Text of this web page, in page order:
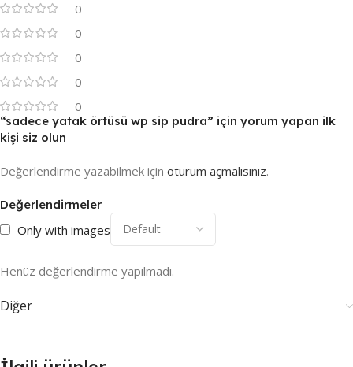
0
0
0
0
0
Değerlendirmeler
Only with images
Henüz değerlendirme yapılmadı.
“sadece yatak örtüsü wp sip pudra” için yorum yapan ilk
kişi siz olun
Değerlendirme yazabilmek için oturum açmalısınız.
Diğer